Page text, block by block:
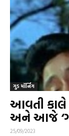
ગુડ મૉર્નિંગ
આવતી કાલે
અને આજે
25/09/2023